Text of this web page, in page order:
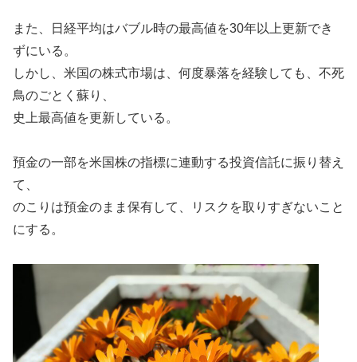
また、日経平均はバブル時の最高値を30年以上更新でき
ずにいる。
しかし、米国の株式市場は、何度暴落を経験しても、不死
鳥のごとく蘇り、
史上最高値を更新している。
預金の一部を米国株の指標に連動する投資信託に振り替え
て、
のこりは預金のまま保有して、リスクを取りすぎないこと
にする。